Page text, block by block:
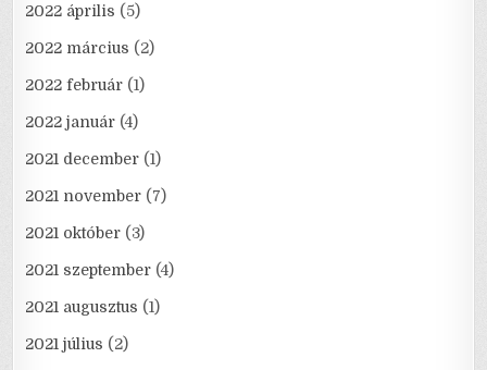
2022 április (5)
2022 március (2)
2022 február (1)
2022 január (4)
2021 december (1)
2021 november (7)
2021 október (3)
2021 szeptember (4)
2021 augusztus (1)
2021 július (2)